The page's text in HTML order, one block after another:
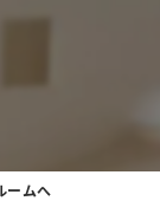
ームへ